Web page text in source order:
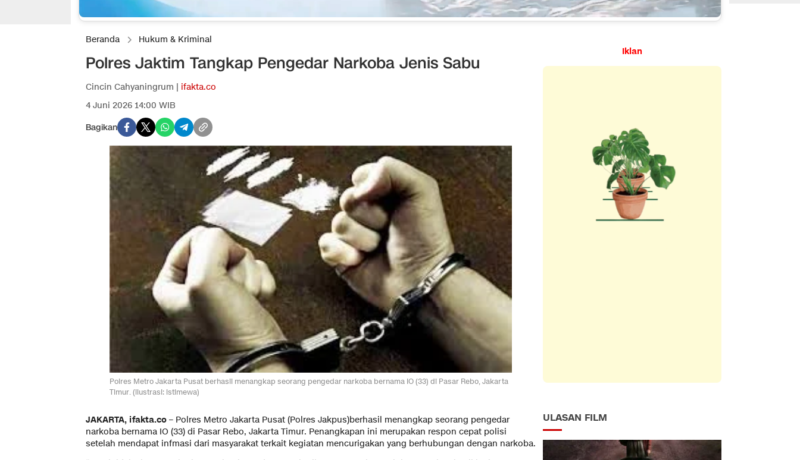
Beranda Hukum & Kriminal
Polres Jaktim Tangkap Pengedar Narkoba Jenis Sabu
Cincin Cahyaningrum | ifakta.co
4 Juni 2026 14:00 WIB
Bagikan
Polres Metro Jakarta Pusat berhasil menangkap seorang pengedar narkoba bernama IO (33) di Pasar Rebo, Jakarta
Timur. (ilustrasi: istimewa)
JAKARTA, ifakta.co – Polres Metro Jakarta Pusat (Polres Jakpus)berhasil menangkap seorang pengedar
narkoba bernama IO (33) di Pasar Rebo, Jakarta Timur. Penangkapan ini merupakan respon cepat polisi
setelah mendapat infmasi dari masyarakat terkait kegiatan mencurigakan yang berhubungan dengan narkoba.
Iklan
ULASAN FILM